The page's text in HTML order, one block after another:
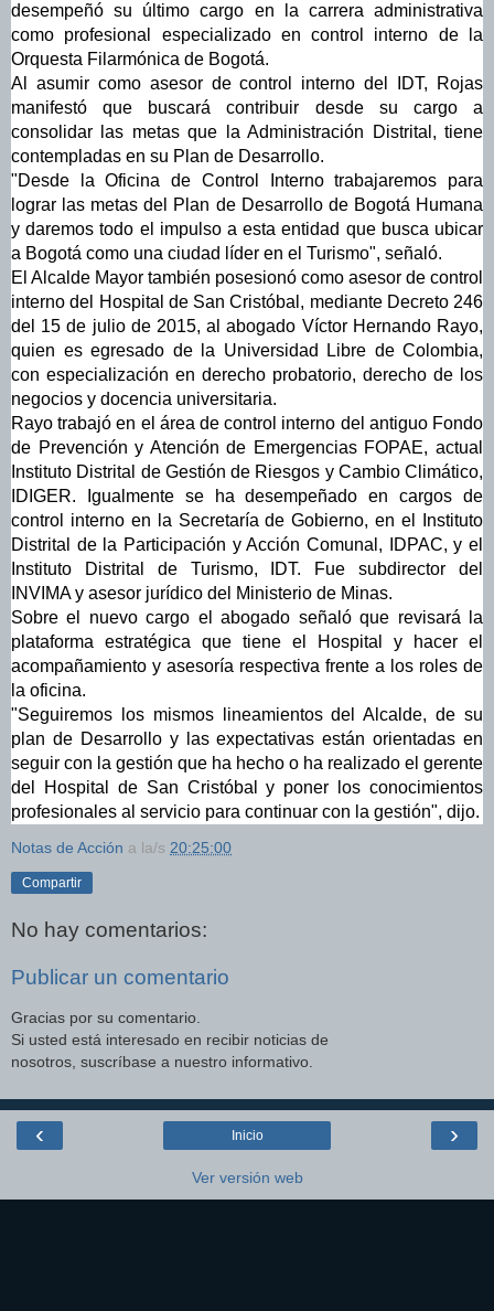
desempeñó su último cargo en la carrera administrativa
como profesional especializado en control interno de la
Orquesta Filarmónica de Bogotá.
Al asumir como asesor de control interno del IDT, Rojas
manifestó que buscará contribuir desde su cargo a
consolidar las metas que la Administración Distrital, tiene
contempladas en su Plan de Desarrollo.
"Desde la Oficina de Control Interno trabajaremos para
lograr las metas del Plan de Desarrollo de Bogotá Humana
y daremos todo el impulso a esta entidad que busca ubicar
a Bogotá como una ciudad líder en el Turismo", señaló.
El Alcalde Mayor también posesionó como asesor de control
interno del Hospital de San Cristóbal, mediante Decreto 246
del 15 de julio de 2015, al abogado Víctor Hernando Rayo,
quien es egresado de la Universidad Libre de Colombia,
con especialización en derecho probatorio, derecho de los
negocios y docencia universitaria.
Rayo trabajó en el área de control interno del antiguo Fondo
de Prevención y Atención de Emergencias FOPAE, actual
Instituto Distrital de Gestión de Riesgos y Cambio Climático,
IDIGER. Igualmente se ha desempeñado en cargos de
control interno en la Secretaría de Gobierno, en el I nstituto
Distrital de la Participación y Acción Comunal, I
DPAC, y el
nstituto Distrital de Turismo, I DT. Fue subdirector del
INVIMA y asesor jurídico del Ministerio de Minas.
Sobre el nuevo cargo el abogado señaló que revisará la
plataforma estratégica que tiene el Hospital y hacer el
acompañamiento y asesoría respectiva frente a los roles de
la oficina.
"Seguiremos los mismos lineamientos del Alcalde, de su
plan de Desarrollo y las expectativas están orientadas en
seguir con la gestión que ha hecho o ha realizado el gerente
del Hospital de San Cristóbal y poner los conocimientos
profesionales al servicio para continuar con la gestión", dijo.
Notas de Acción a la/s 20:25:00
Compartir
No hay comentarios:
Publicar un comentario
Gracias por su comentario.
Si usted está interesado en recibir noticias de
nosotros, suscríbase a nuestro informativo.
‹ ›
Inicio
Ver versión web